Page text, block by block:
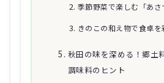
季節野菜で楽しむ「あさ
きのこの和え物で食卓を
秋田の味を深める！郷土
調味料のヒント